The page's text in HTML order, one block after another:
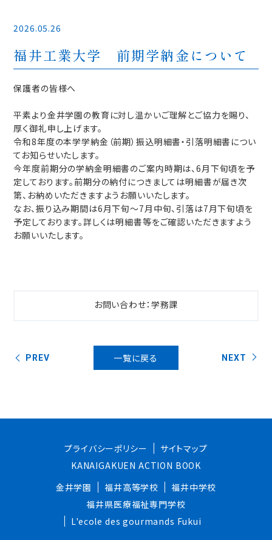
2026.05.26
福井工業大学 前期学納金について
保護者の皆様へ
平素より金井学園の教育に対し温かいご理解とご協力を賜り、
厚く御礼申し上げます。
令和8年度の本学学納金（前期）振込明細書・引落明細書につい
てお知らせいたします。
今年度前期分の学納金明細書のご案内時期は、6月下旬頃を予
定しております。前期分の納付につきましては明細書が届き次
第、お納めいただきますようお願いいたします。
なお、振り込み期間は6月下旬～7月中旬、引落は7月下旬頃を
予定しております。詳しくは明細書等をご確認いただきますよう
お願いいたします。
お問い合わせ：学務課
PREV 一覧に戻る NEXT
プライバシーポリシー
サイトマップ
KANAIGAKUEN ACTION BOOK
金井学園
福井高等学校
福井中学校
福井県医療福祉専門学校
L'ecole des gourmands Fukui